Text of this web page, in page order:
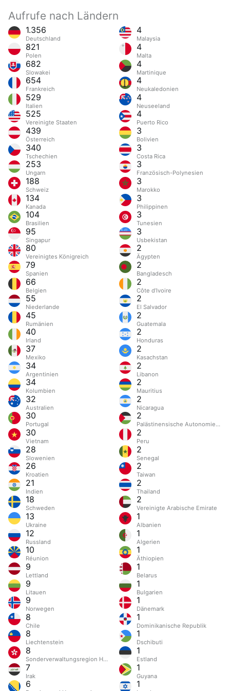
Aufrufe nach Ländern
1.356
Deutschland
821
Polen
682
Slowakei
654
Frankreich
529
Italien
525
Vereinigte Staaten
439
Österreich
340
Tschechien
253
Ungarn
188
Schweiz
134
Kanada
104
Brasilien
95
Singapur
80
Vereinigtes Königreich
79
Spanien
66
Belgien
55
Niederlande
45
Rumänien
40
Irland
37
Mexiko
34
Argentinien
34
Kolumbien
32
Australien
30
Portugal
30
Vietnam
28
Slowenien
26
Kroatien
21
Indien
18
Schweden
13
Ukraine
12
Russland
10
Réunion
9
Lettland
9
Litauen
9
Norwegen
8
Chile
8
Liechtenstein
8
Sonderverwaltungsregion Hongkong
7
Irak
6
4
Malaysia
4
Malta
4
Martinique
4
Neukaledonien
4
Neuseeland
4
Puerto Rico
3
Bolivien
3
Costa Rica
3
Französisch-Polynesien
3
Marokko
3
Philippinen
3
Tunesien
3
Usbekistan
2
Ägypten
2
Bangladesch
2
Côte d’Ivoire
2
El Salvador
2
Guatemala
2
Honduras
2
Kasachstan
2
Libanon
2
Mauritius
2
Nicaragua
2
Palästinensische
2
Peru
2
Senegal
2
Taiwan
2
Thailand
2
Vereinigte Arabische Emirate
1
Albanien
1
Algerien
1
Äthiopien
1
Belarus
1
Bulgarien
1
Dänemark
1
Dominikanische Republik
1
Dschibuti
1
Estland
1
Guyana
1